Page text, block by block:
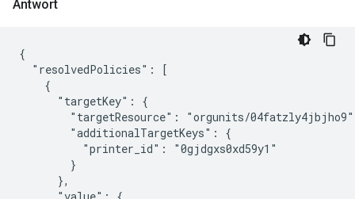
Antwort
{
  "resolvedPolicies": [
    {
      "targetKey": {
"targetResource": "orgunits/
        "additionalTargetKeys": {
          "printer_id": "0gjdgxs0xd59y1"
        }
      },